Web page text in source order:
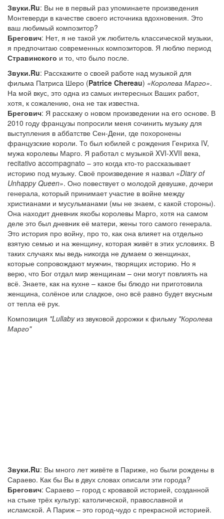
Звуки.Ru: Вы не в первый раз упоминаете произведения
Монтеверди в качестве своего источника вдохновения. Это
ваш любимый композитор?
Брегович: Нет, я не такой уж любитель классической музыки,
я предпочитаю современных композиторов. Я люблю период
Стравинского и то, что было после.
Звуки.Ru: Расскажите о своей работе над музыкой для
фильма Патриса Шеро (Patrice Chereau) «Королева Марго».
На мой вкус, это одна из самых интересных Ваших работ,
хотя, к сожалению, она не так известна.
Брегович: Я расскажу о новом произведении на его основе. В
2010 году французы попросили меня сочинить музыку для
выступления в аббатстве Сен-Дени, где похоронены
французские короли. То был юбилей с рождения Генриха IV,
мужа королевы Марго. Я работал с музыкой XVI-XVII века,
recitativo accompagnato – это когда кто-то рассказывает
историю под музыку. Своё произведение я назвал «Diary of
Unhappy Queen». Оно повествует о молодой девушке, дочери
генерала, который принимает участие в войне между
христианами и мусульманами (мы не знаем, с какой стороны).
Она находит дневник якобы королевы Марго, хотя на самом
деле это был дневник её матери, жены того самого генерала.
Это история про войну, про то, как она влияет на отдельно
взятую семью и на женщину, которая живёт в этих условиях. В
таких случаях мы ведь никогда не думаем о женщинах,
которые сопровождают мужчин, творящих историю. Но я
верю, что Бог отдал мир женщинам – они могут повлиять на
всё. Знаете, как на кухне – какое бы блюдо ни приготовила
женщина, солёное или сладкое, оно всё равно будет вкусным
от тепла её рук.
Композиция "Lullabyиз звуковой дорожки к фильму "Королева
Марго"
Звуки.Ru: Вы много лет живёте в Париже, но были рождены в
Сараево. Как бы Вы в двух словах описали эти города?
Брегович: Сараево – город с кровавой историей, созданной
на стыке трёх культур: католической, православной и
исламской. А Париж – это город-чудо с прекрасной историей.